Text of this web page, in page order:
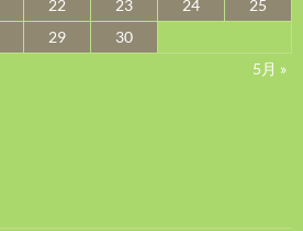
22 23 24
25
29
30
5月 »